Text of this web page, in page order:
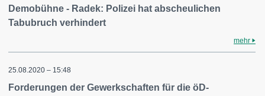
Demobühne - Radek: Polizei hat abscheulichen
Tabubruch verhindert
mehr
25.08.2020 – 15:48
Forderungen der Gewerkschaften für die öD-